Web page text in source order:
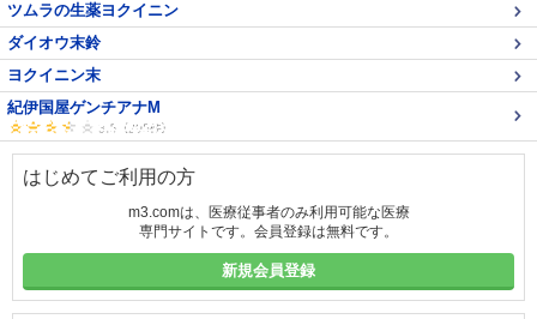
ツムラの生薬ヨクイニン
ダイオウ末鈴
ヨクイニン末
紀伊国屋ゲンチアナM
はじめてご利用の方
m3.comは、医療従事者のみ利用可能な医療
専門サイトです。会員登録は無料です。
新規会員登録